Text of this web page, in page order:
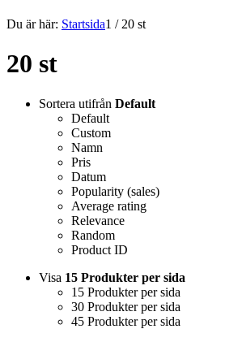
Du är här: Startsida1 / 20 st
20 st
Sortera utifrån Default
Default
Custom
Namn
Pris
Datum
Popularity (sales)
Average rating
Relevance
Random
Product ID
Visa 15 Produkter per sida
15 Produkter per sida
30 Produkter per sida
45 Produkter per sida